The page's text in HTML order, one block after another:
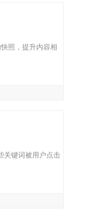
照，提升内容相
关键词被用户点击